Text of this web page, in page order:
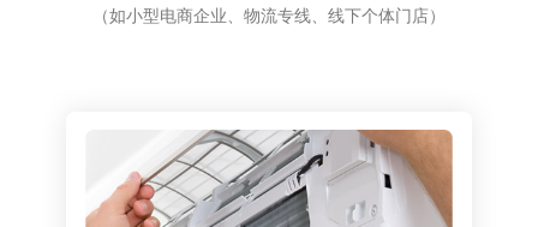
（如小型电商企业、物流专线、线下个体门店）